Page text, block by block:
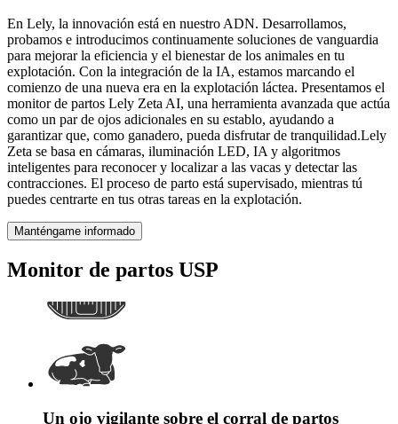
En Lely, la innovación está en nuestro ADN. Desarrollamos,
probamos e introducimos continuamente soluciones de vanguardia
para mejorar la eficiencia y el bienestar de los animales en tu
explotación. Con la integración de la IA, estamos marcando el
comienzo de una nueva era en la explotación láctea. Presentamos el
monitor de partos Lely Zeta AI, una herramienta avanzada que actúa
como un par de ojos adicionales en su establo, ayudando a
garantizar que, como ganadero, pueda disfrutar de tranquilidad.Lely
Zeta se basa en cámaras, iluminación LED, IA y algoritmos
inteligentes para reconocer y localizar a las vacas y detectar las
contracciones. El proceso de parto está supervisado, mientras tú
puedes centrarte en tus otras tareas en la explotación.
Manténgame informado
Monitor de partos USP
Un ojo vigilante sobre el corral de partos